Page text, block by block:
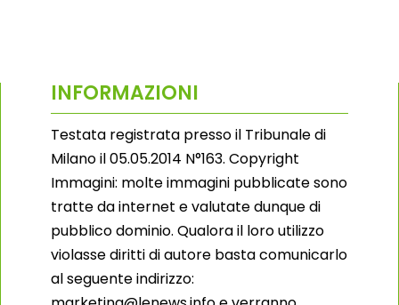
INFORMAZIONI
Testata registrata presso il Tribunale di
Milano il 05.05.2014 N°163. Copyright
Immagini: molte immagini pubblicate sono
tratte da internet e valutate dunque di
pubblico dominio. Qualora il loro utilizzo
violasse diritti di autore basta comunicarlo
al seguente indirizzo: